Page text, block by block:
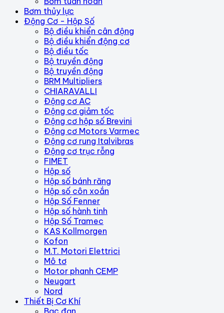
Bơm thủy lực
Động Cơ - Hộp Số
Bộ điều khiển cân động
Bộ điều khiển động cơ
Bộ điều tốc
Bộ truyền động
Bộ truyền động
BRM Multipliers
CHIARAVALLI
Động cơ AC
Động cơ giảm tốc
Động cơ hộp số Brevini
Động cơ Motors Varmec
Động cơ rung Italvibras
Động cơ trục rỗng
FIMET
Hộp số
Hộp số bánh răng
Hộp số côn xoắn
Hộp Số Fenner
Hộp số hành tinh
Hộp Số Tramec
KAS Kollmorgen
Kofon
M.T. Motori Elettrici
Mô tơ
Motor phanh CEMP
Neugart
Nord
Thiết Bị Cơ Khí
Bạc đạn